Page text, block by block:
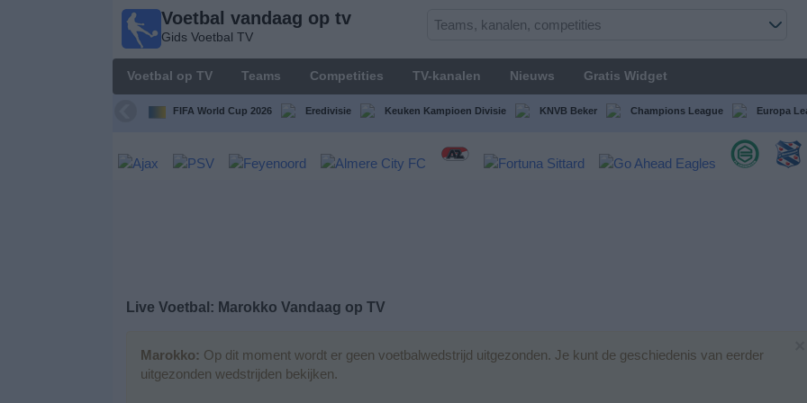
Voetbal vandaag op tv
Gids Voetbal TV
Voetbal op TV Teams Competities TV-kanalen Nieuws Gratis Widget
FIFA World Cup 2026 Eredivisie Keuken Kampioen Divisie KNVB Beker Champions League Europa
Live Voetbal: Marokko Vandaag op TV
Marokko: Op dit moment wordt er geen voetbalwedstrijd uitgezonden. Je kunt de geschiedenis van eerder
uitgezonden wedstrijden bekijken.